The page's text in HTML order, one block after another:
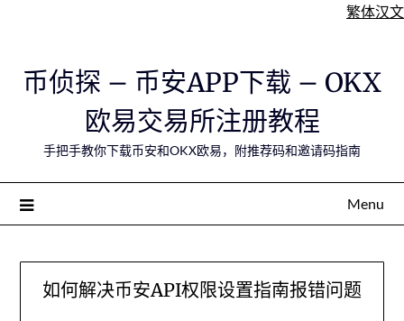
繁体汉文
币侦探 – 币安APP下载 – OKX
欧易交易所注册教程
手把手教你下载币安和OKX欧易，附推荐码和邀请码指南
Menu
如何解决币安API权限设置指南报错问题